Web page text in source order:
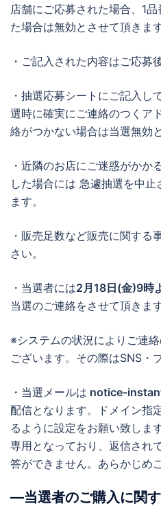
店舗にご応募された場合、1
た場合は無効とさせて頂きます
・ご記入された内容はご応募
・抽選応募シートにご記入し
選時に確実にご連絡のつくア
絡がつかない場合は当選無効
・近隣のお店にご迷惑がかか
した場合には 急遽抽選を中
ます。
・販売足数など販売に関する
さい。
・当選者には2月18日(金)9時
当選のご連絡をさせて頂きます
※システムの状況によりご連
ございます。その際はSNS・
・当選メールは notice-
配信となります。ドメイン指
るように設定をお願い致しま
専用となっており、返信され
答ができません。あらかじめ
―当選者のご購入に関